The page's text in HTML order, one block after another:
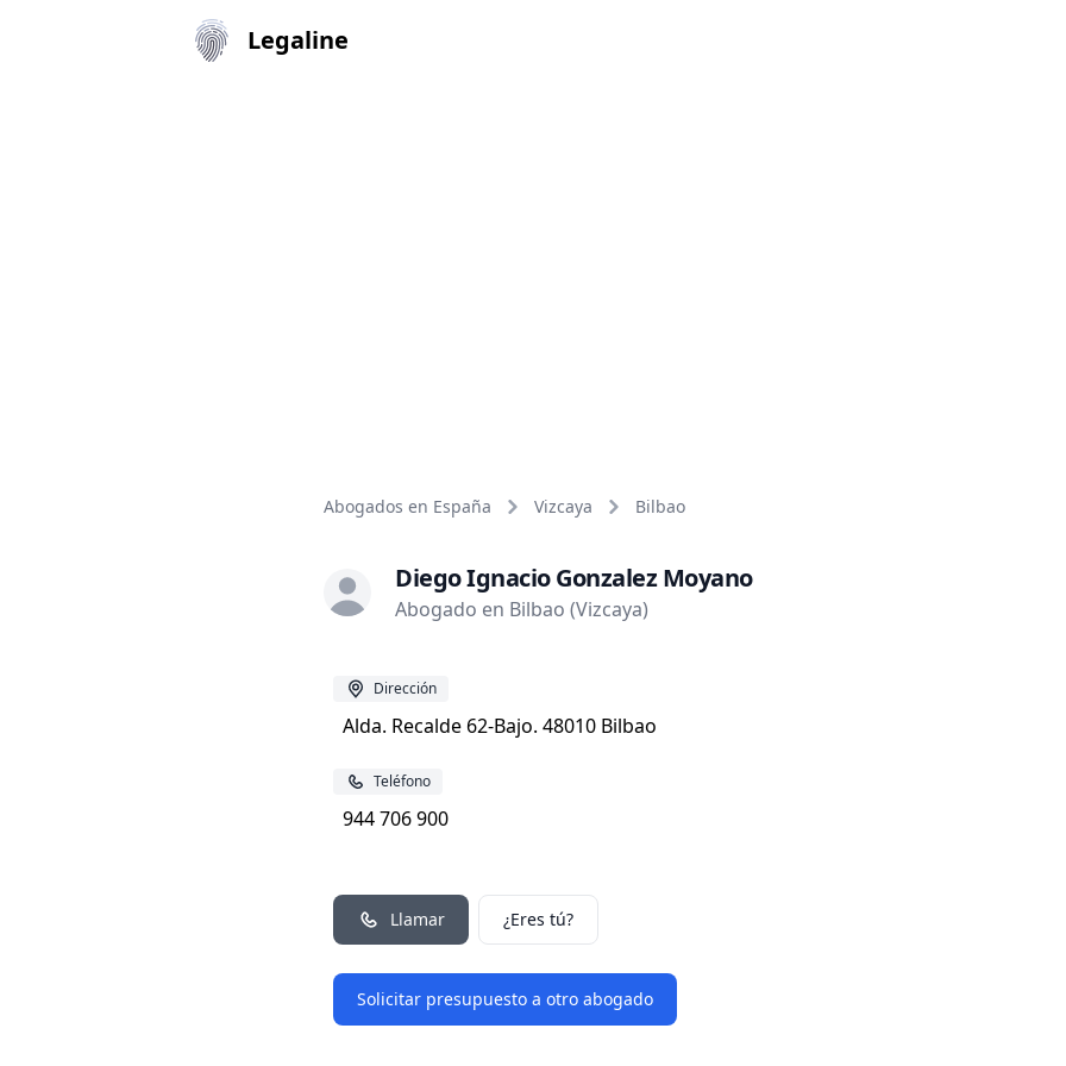
Legaline
Abogados en España Vizcaya Bilbao
Diego Ignacio Gonzalez Moyano
Abogado en Bilbao (Vizcaya)
Dirección
Alda. Recalde 62-Bajo. 48010 Bilbao
Teléfono
944 706 900
Llamar ¿Eres tú?
Solicitar presupuesto a otro abogado